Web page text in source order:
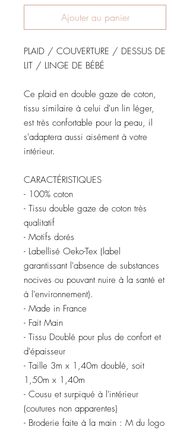
Ajouter au panier
PLAID / COUVERTURE / DESSUS DE
LIT / LINGE DE BÉBÉ
Ce plaid en double gaze de coton,
tissu similaire à celui d'un lin léger,
est très confortable pour la peau, il
s'adaptera aussi aisément à votre
intérieur.
CARACTÉRISTIQUES
- 100% coton
- Tissu double gaze de coton très
qualitatif
- Motifs dorés
- Labellisé Oeko-Tex (label
garantissant l'absence de substances
nocives ou pouvant nuire à la santé et
à l'environnement).
- Made in France
- Fait Main
- Tissu Doublé pour plus de confort et
d'épaisseur
- Taille 3m x 1,40m doublé, soit
1,50m x 1,40m
- Cousu et surpiqué à l'intérieur
(coutures non apparentes)
- Broderie faite à la main : M du logo